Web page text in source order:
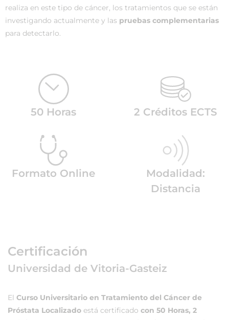
realiza en este tipo de cáncer, los tratamientos que se están
investigando actualmente y las pruebas complementarias
para detectarlo.
50 Horas 2 Créditos ECTS
Formato Online
Modalidad:
Distancia
Certificación
Universidad de Vitoria-Gasteiz
El Curso Universitario en Tratamiento del Cáncer de
Próstata Localizado está certificado con 50 Horas, 2